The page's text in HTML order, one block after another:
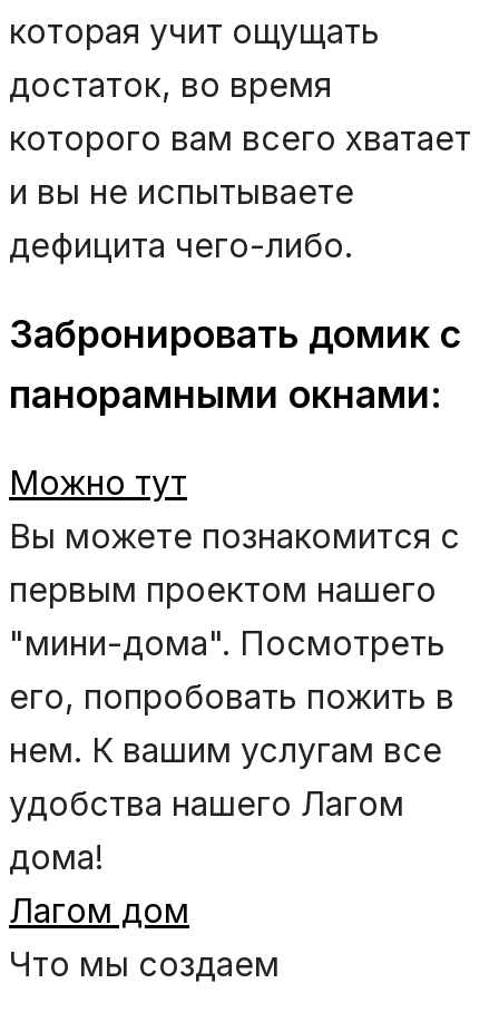
которая учит ощущать
достаток, во время
которого вам всего хватает
и вы не испытываете
дефицита чего-либо.
Забронировать домик с
панорамными окнами:
Можно тут
Вы можете познакомится с
первым проектом нашего
"мини-дома". Посмотреть
его, попробовать пожить в
нем. К вашим услугам все
удобства нашего Лагом
дома!
Лагом дом
Что мы создаем